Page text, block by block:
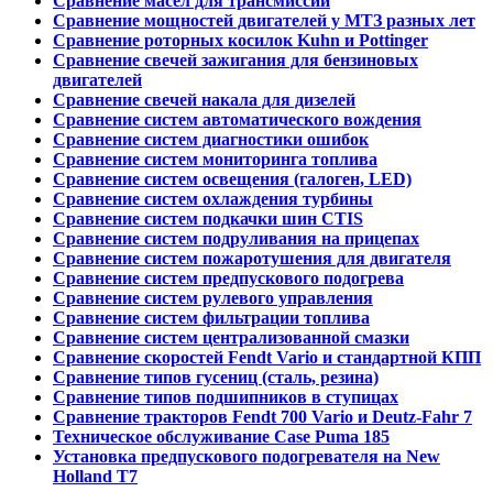
Сравнение мощностей двигателей у МТЗ разных лет
Сравнение роторных косилок Kuhn и Pottinger
Сравнение свечей зажигания для бензиновых
двигателей
Сравнение свечей накала для дизелей
Сравнение систем автоматического вождения
Сравнение систем диагностики ошибок
Сравнение систем мониторинга топлива
Сравнение систем освещения (галоген, LED)
Сравнение систем охлаждения турбины
Сравнение систем подкачки шин CTIS
Сравнение систем подруливания на прицепах
Сравнение систем пожаротушения для двигателя
Сравнение систем предпускового подогрева
Сравнение систем рулевого управления
Сравнение систем фильтрации топлива
Сравнение систем централизованной смазки
Сравнение скоростей Fendt Vario и стандартной КПП
Сравнение типов гусениц (сталь, резина)
Сравнение типов подшипников в ступицах
Сравнение тракторов Fendt 700 Vario и Deutz-Fahr 7
Техническое обслуживание Case Puma 185
Установка предпускового подогревателя на New
Holland T7